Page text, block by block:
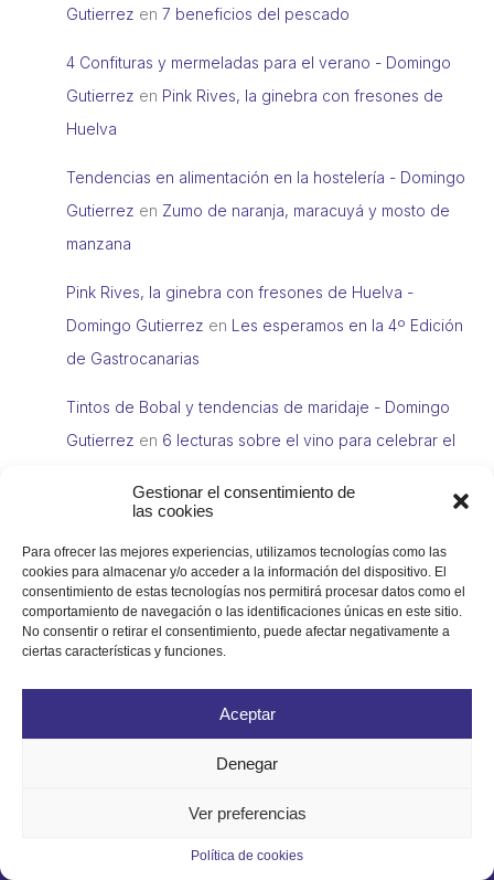
Gestionar el consentimiento de
las cookies
Para ofrecer las mejores experiencias, utilizamos tecnologías como las
cookies para almacenar y/o acceder a la información del dispositivo. El
consentimiento de estas tecnologías nos permitirá procesar datos como el
comportamiento de navegación o las identificaciones únicas en este sitio.
No consentir o retirar el consentimiento, puede afectar negativamente a
ciertas características y funciones.
Aceptar
Denegar
Ver preferencias
Política de cookies
Gutierrez en 7 beneficios del pescado
4 Confituras y mermeladas para el verano - Domingo
Gutierrez en Pink Rives, la ginebra con fresones de
Huelva
Tendencias en alimentación en la hostelería - Domingo
Gutierrez en Zumo de naranja, maracuyá y mosto de
manzana
Pink Rives, la ginebra con fresones de Huelva -
Domingo Gutierrez en Les esperamos en la 4º Edición
de Gastrocanarias
Tintos de Bobal y tendencias de maridaje - Domingo
Gutierrez en 6 lecturas sobre el vino para celebrar el
Distribuidor mayorista especializado en la comercialización de
las Islas Canarias, con un enfoque principal en el sector
HORECA